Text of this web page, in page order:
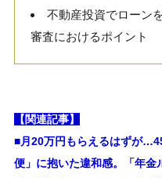
不動産投資でローン
審査におけるポイント
【関連記事】
■月20万円もらえるはずが
便」に抱いた違和感。「年